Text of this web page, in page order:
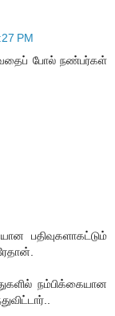
PM
போல் நண்பர்கள்
பதிவுகளாகட்டும்
நம்பிக்கையான